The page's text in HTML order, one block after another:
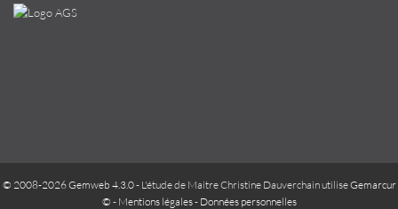
© 2008-2026 Gemweb 4.3.0- L'étude de Maitre Christine Dauverchain utiliseGemarcur
© - Mentions légales- Données personnelles